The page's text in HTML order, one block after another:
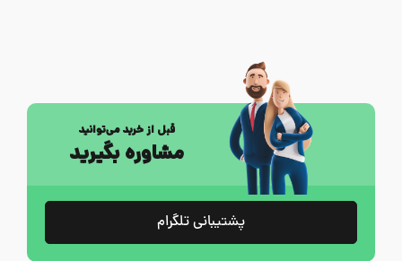
قبل از خرید می‌توانید
مشاوره بگیرید
پشتیبانی تلگرام